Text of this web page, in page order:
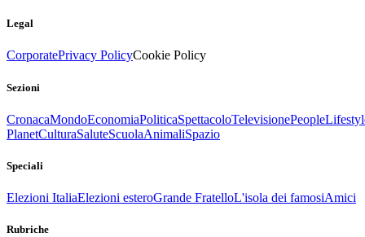
Legal
CorporatePrivacy PolicyCookie Policy
Sezioni
CronacaMondoEconomiaPoliticaSpettacoloTelevisionePeople
PlanetCulturaSaluteScuolaAnimaliSpazio
Speciali
Elezioni ItaliaElezioni esteroGrande FratelloL'isola dei famosiAmici
Rubriche